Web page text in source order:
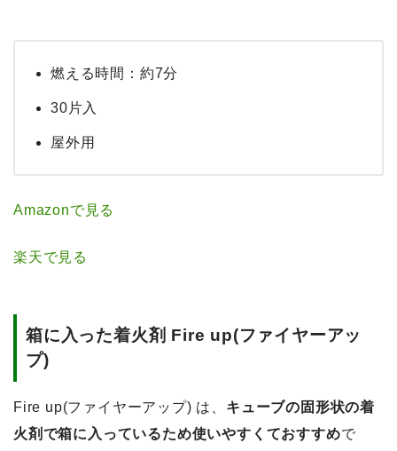
燃える時間：約7分
30片入
屋外用
Amazonで見る
楽天で見る
箱に入った着火剤 Fire up(ファイヤーアッ
プ)
Fire up(ファイヤーアップ) は、 キューブの固形状の着
火剤で箱に入っているため使いやすくておすすめで